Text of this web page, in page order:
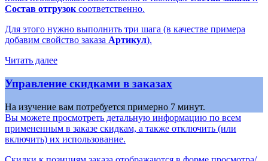
Состав отгрузок соответственно.
Для этого нужно выполнить три шага (в качестве примера
добавим свойство заказа Артикул).
Читать далее
Управление скидками в заказах
На изучение вам потребуется примерно 7 минут.
Вы можете просмотреть детальную информацию по всем
примененным в заказе скидкам, а также отключить (или
включить) их использование.